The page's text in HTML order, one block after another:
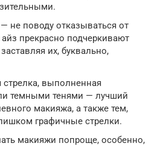
не поводу отказываться от
прекрасно подчеркивают
их, буквально,
стрелка, выполненная
темными тенями — лучший
макияжа, а также тем,
графичные стрелки.
макияжи попроще, особенно,